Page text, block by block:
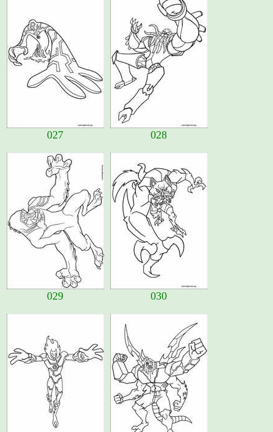
027 028
029 030